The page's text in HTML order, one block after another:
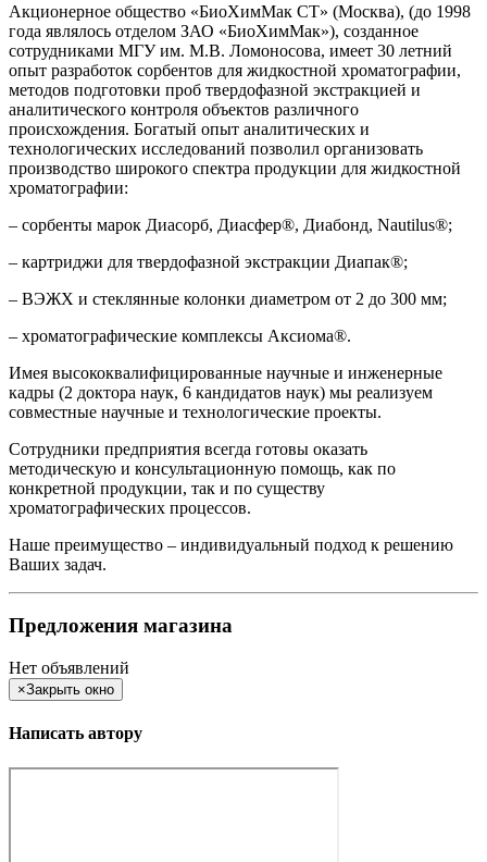
Акционерное общество «БиоХимМак СТ» (Москва), (до 1998
года являлось отделом ЗАО «БиоХимМак»), созданное
сотрудниками МГУ им. М.В. Ломоносова, имеет 30 летний
опыт разработок сорбентов для жидкостной хроматографии,
методов подготовки проб твердофазной экстракцией и
аналитического контроля объектов различного
происхождения. Богатый опыт аналитических и
технологических исследований позволил организовать
производство широкого спектра продукции для жидкостной
хроматографии:
– сорбенты марок Диасорб, Диасфер®, Диабонд, Nautilus®;
– картриджи для твердофазной экстракции Диапак®;
– ВЭЖХ и стеклянные колонки диаметром от 2 до 300 мм;
– хроматографические комплексы Аксиома®.
Имея высококвалифицированные научные и инженерные
кадры (2 доктора наук, 6 кандидатов наук) мы реализуем
совместные научные и технологические проекты.
Сотрудники предприятия всегда готовы оказать
методическую и консультационную помощь, как по
конкретной продукции, так и по существу
хроматографических процессов.
Наше преимущество – индивидуальный подход к решению
Ваших задач.
Предложения магазина
Нет объявлений
×Закрыть окно
Написать автору